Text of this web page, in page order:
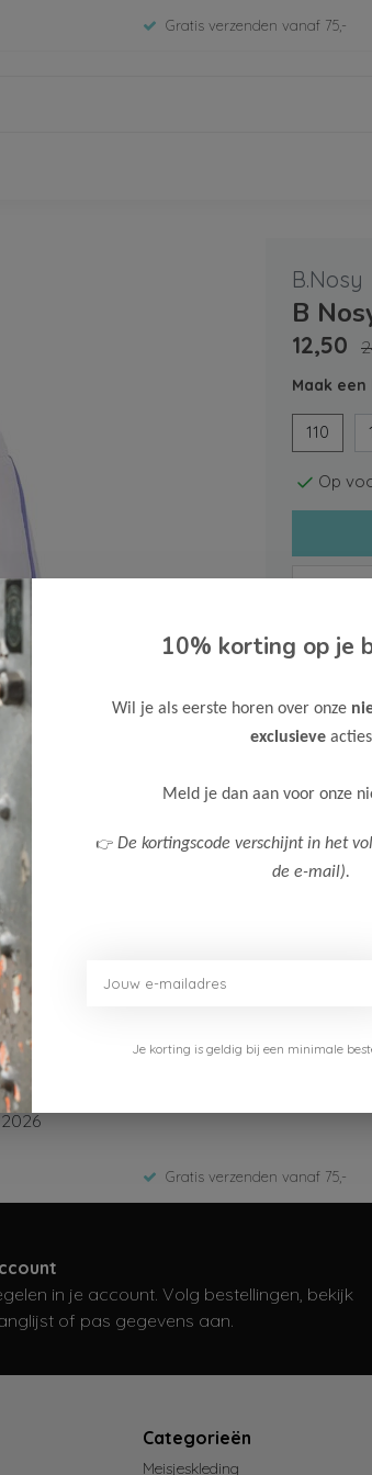
Gratis verzenden vanaf 75,-
B.Nosy
B
12,50
Maak een
110
Op
Cotton
Gratis verzenden vanaf 75,-
in je account. Volg bestellingen, bekijk
of pas gegevens aan.
Categorieën
Meisjeskleding
10% korting op je
Wil je als eerste horen over onze
exclusieve
Meld je dan aan voor onze
👉 De kortingscode verschijnt in het
de e-mail).
Je korting is geldig bij een minimale